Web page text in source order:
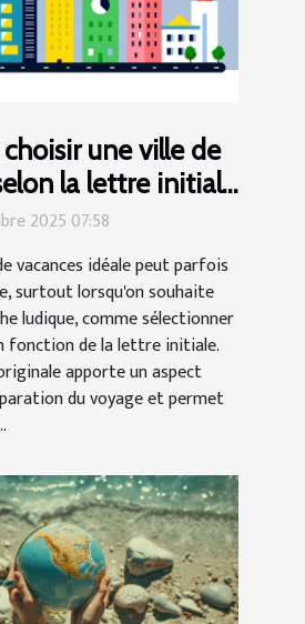
une ville de
la lettre initiale
2025 07:58
vacances idéale peut parfois
surtout lorsqu'on souhaite
ludique, comme sélectionner
fonction de la lettre initiale.
apporte un aspect
du voyage et permet